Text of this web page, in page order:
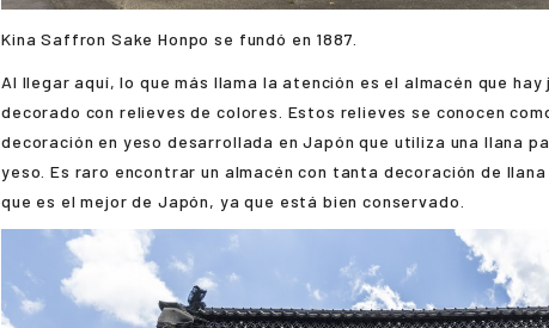
Kina Saffron Sake Honpo se fundó en 1887.
Al llegar aquí, lo que más llama la atención es el almacén que
decorado con relieves de colores. Estos relieves se conocen
decoración en yeso desarrollada en Japón que utiliza una llana
yeso. Es raro encontrar un almacén con tanta decoración de
que es el mejor de Japón, ya que está bien conservado.